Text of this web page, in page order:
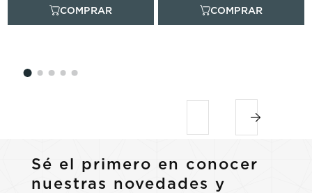
Sé el primero en conocer
nuestras novedades y